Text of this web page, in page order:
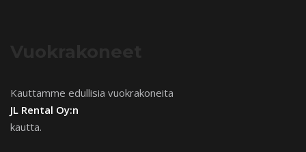
Kauttamme edullisia vuokrakoneita
JL Rental Oy:n
kautta.